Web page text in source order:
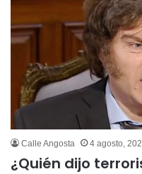
Calle Angosta 4 agosto,
¿Quién dijo